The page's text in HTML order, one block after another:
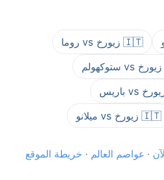
🇮🇹 زيورخ vs روما
🇮🇹 زيورخ vs ميلانو
· عواصم العالم · خريطة الموقع